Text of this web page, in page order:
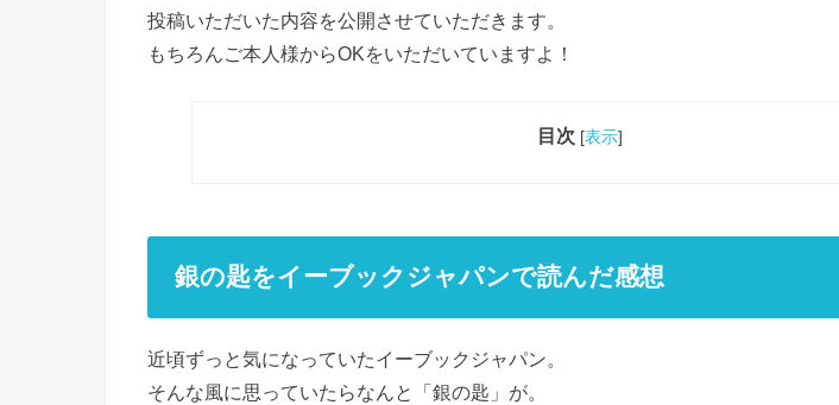
投稿いただいた内容を公開させていただきます。
もちろんご本人様からOKをいただいていますよ！
目次 [表示]
銀の匙をイーブックジャパンで読んだ感想
近頃ずっと気になっていたイーブックジャパン。
そんな風に思っていたらなんと「銀の匙」が。